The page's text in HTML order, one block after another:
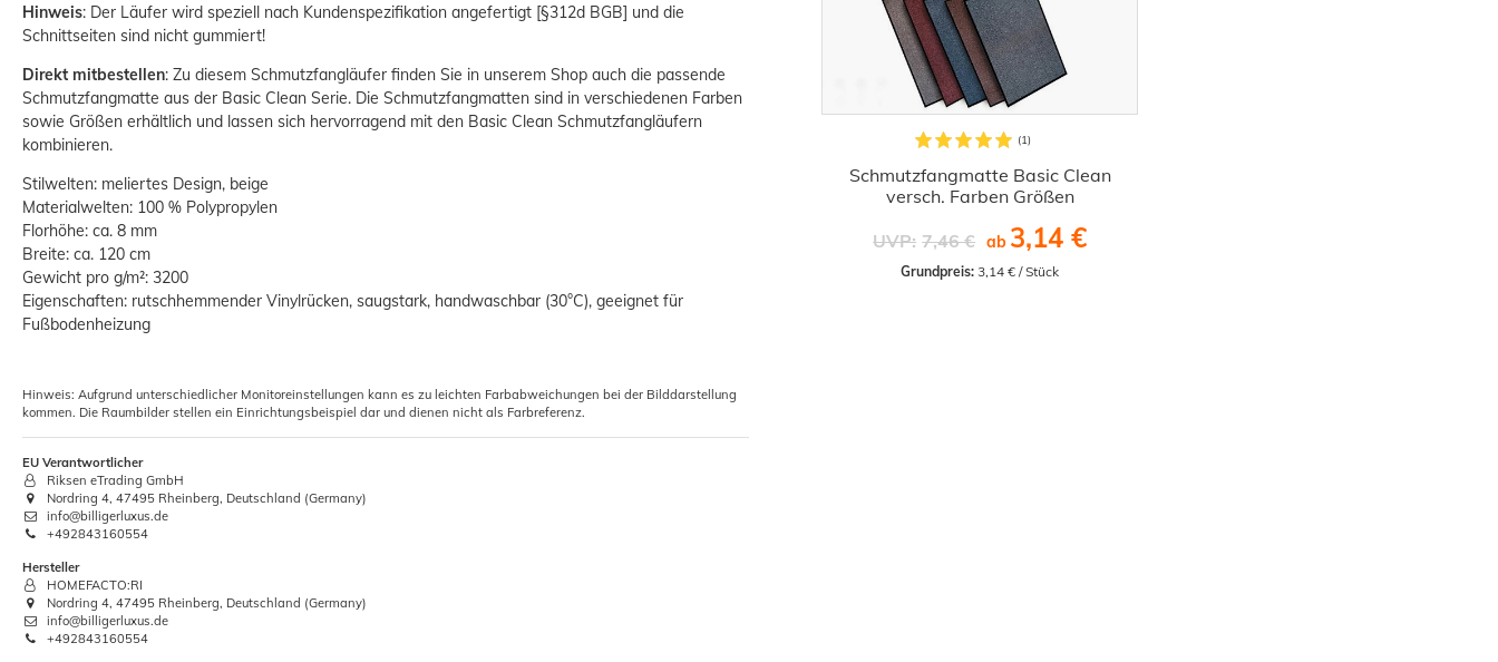
Hinweis: Der Läufer wird speziell nach Kundenspezifikation angefertigt [§312d BGB] und die
Schnittseiten sind nicht gummiert!
Direkt mitbestellen: Zu diesem Schmutzfangläufer finden Sie in unserem Shop auch die passende
Schmutzfangmatte aus der Basic Clean Serie. Die Schmutzfangmatten sind in verschiedenen Farben
sowie Größen erhältlich und lassen sich hervorragend mit den Basic Clean Schmutzfangläufern
kombinieren.
Stilwelten: meliertes Design, beige
Materialwelten: 100 % Polypropylen
Florhöhe: ca. 8 mm
Breite: ca. 120 cm
Gewicht pro g/m²: 3200
Eigenschaften: rutschhemmender Vinylrücken, saugstark, handwaschbar (30°C), geeignet für
Fußbodenheizung
Hinweis: Aufgrund unterschiedlicher Monitoreinstellungen kann es zu leichten Farbabweichungen bei der Bilddarstellung
kommen. Die Raumbilder stellen ein Einrichtungsbeispiel dar und dienen nicht als Farbreferenz.
EU Verantwortlicher
Riksen eTrading GmbH
Nordring 4, 47495 Rheinberg, Deutschland (Germany)
info@billigerluxus.de
+492843160554
Hersteller
HOMEFACTO:RI
Nordring 4, 47495 Rheinberg, Deutschland (Germany)
info@billigerluxus.de
+492843160554
Schmutzfangmatte Basic Clean
versch. Farben Größen
UVP: 7,46 € ab 3,14 €
Grundpreis: 3,14 € / Stück